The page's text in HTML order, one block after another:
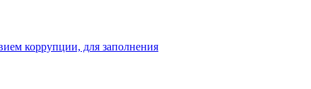
коррупции, для заполнения